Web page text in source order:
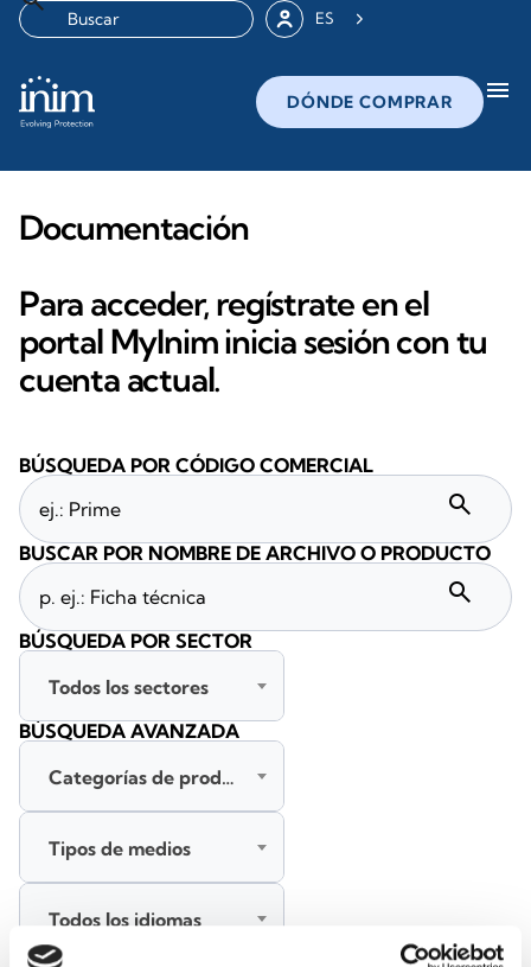
ES
DÓNDE COMPRAR menu
Documentación
Para acceder, regístrate en el
portal MyInim inicia sesión con tu
cuenta actual.
BÚSQUEDA POR CÓDIGO COMERCIAL
search
BUSCAR POR NOMBRE DE ARCHIVO O PRODUCTO
search
BÚSQUEDA POR SECTOR
Todos los sectores
BÚSQUEDA AVANZADA
Categorías de productos
Tipos de medios
Todos los idiomas